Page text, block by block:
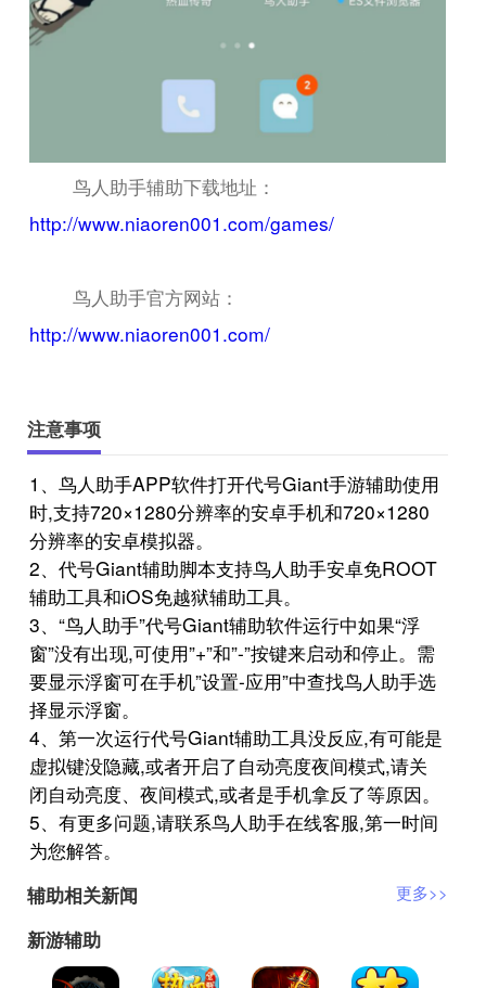
鸟人助手辅助下载地址：
http://www.niaoren001.com/games/
鸟人助手官方网站：
http://www.niaoren001.com/
注意事项
1、鸟人助手APP软件打开代号Giant手游辅助使用
时,支持720×1280分辨率的安卓手机和720×1280
分辨率的安卓模拟器。
2、代号Giant辅助脚本支持鸟人助手安卓免ROOT
辅助工具和iOS免越狱辅助工具。
3、“鸟人助手”代号Giant辅助软件运行中如果“浮
窗”没有出现,可使用”+”和”-”按键来启动和停止。需
要显示浮窗可在手机”设置-应用”中查找鸟人助手选
择显示浮窗。
4、第一次运行代号Giant辅助工具没反应,有可能是
虚拟键没隐藏,或者开启了自动亮度夜间模式,请关
闭自动亮度、夜间模式,或者是手机拿反了等原因。
5、有更多问题,请联系鸟人助手在线客服,第一时间
为您解答。
辅助相关新闻
更多>>
新游辅助